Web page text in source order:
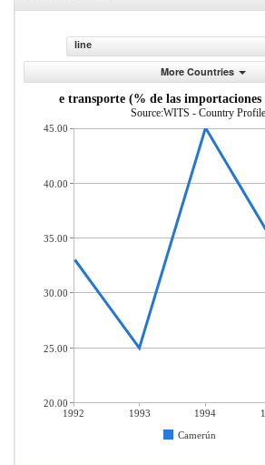
line
More Countries
Servicios de transporte (% de las importaciones
Source:WITS - Country Profile
1992 1993 1994
Camerún
45.00
40.00
35.00
30.00
25.00
20.00